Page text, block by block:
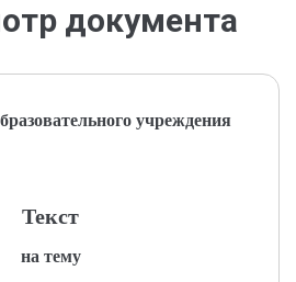
документа
учреждения
Текст
на тему